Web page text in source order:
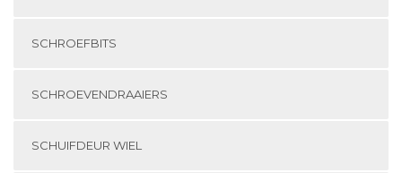
SCHROEFBITS
SCHROEVENDRAAIERS
SCHUIFDEUR WIEL